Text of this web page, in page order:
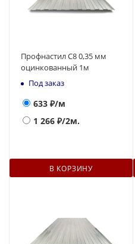
Профнастил С8 0,35 мм
оцинкованный 1м
Под заказ
633 ₽/м
1 266 ₽/2м.
В КОРЗИНУ